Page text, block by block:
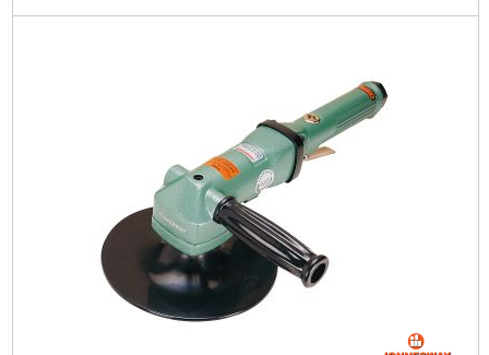
Вес брутто: 3,410 г